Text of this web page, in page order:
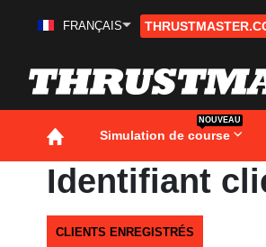
Aller
FRANÇAIS
Simulation de course
NOUVEAU
Identifiant
CLIENTS ENREGISTRÉS